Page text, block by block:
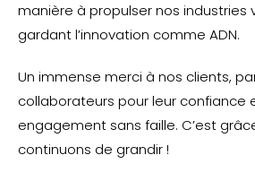
manière à propulser nos industries
gardant l’innovation comme ADN.
Un immense merci à nos clients,
collaborateurs pour leur confiance
engagement sans faille. C’est
continuons de grandir !